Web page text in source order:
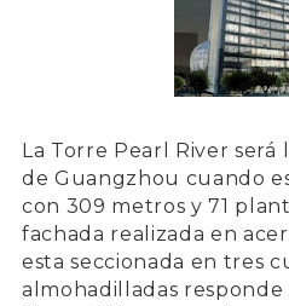
La Torre Pearl River será
deGuangzhou cuando
con 309 metros y 71
fachada realizada en
esta seccionada en tres
almohadilladas